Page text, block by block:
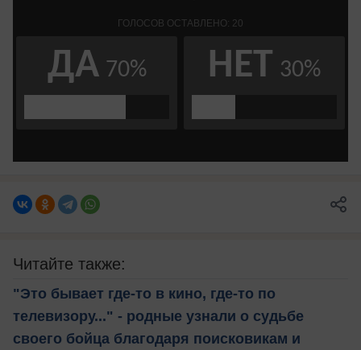
Читайте также:
"Это бывает где-то в кино, где-то по
телевизору..." - родные узнали о судьбе
своего бойца благодаря поисковикам и